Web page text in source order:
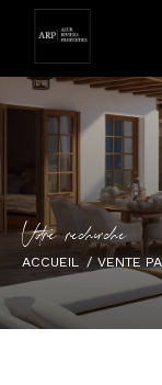
Vore recece
ACCUEIL VENTE